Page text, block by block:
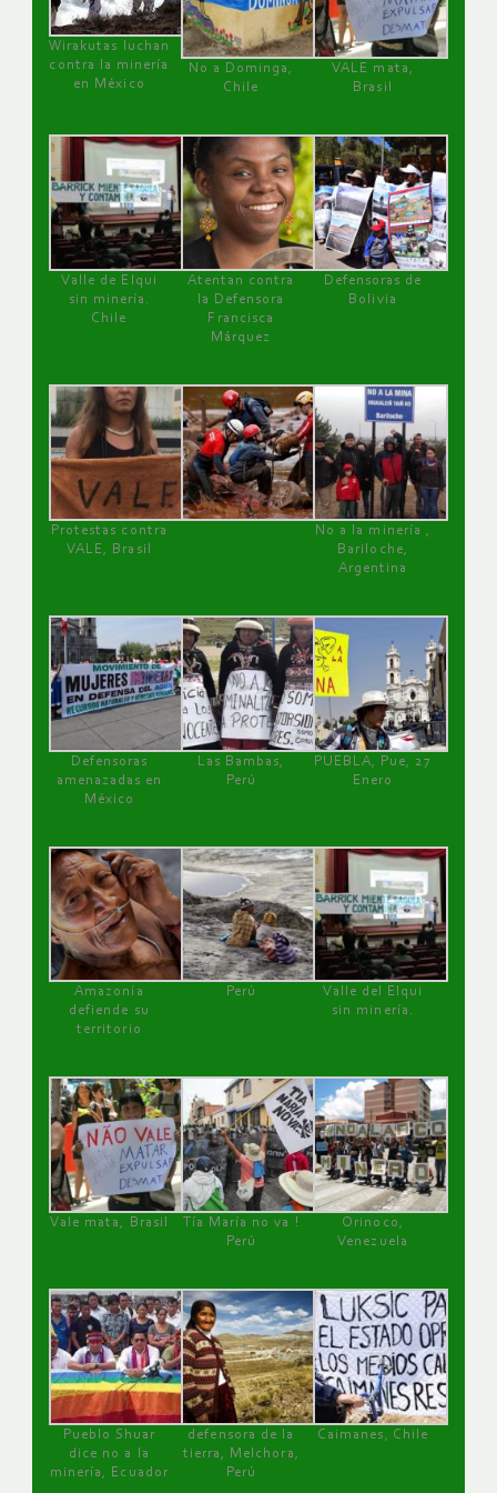
Wirakutas luchan
contra la minería
en México
No a Dominga,
Chile
VALE mata,
Brasil
Valle de Elqui
sin minería.
Chile
Atentan contra
la Defensora
Francisca
Márquez
Defensoras de
Bolivia
Protestas contra
VALE, Brasil
No a la minería ,
Bariloche,
Argentina
Defensoras
amenazadas en
México
Las Bambas,
Perú
PUEBLA, Pue, 27
Enero
Amazonía
defiende su
territorio
Perú
Valle del Elqui
sin minería.
Vale mata, Brasil
Tía María no va !
Perú
Orinoco,
Venezuela
Pueblo Shuar
dice no a la
minería, Ecuador
defensora de la
tierra, Melchora,
Perú
Caimanes, Chile